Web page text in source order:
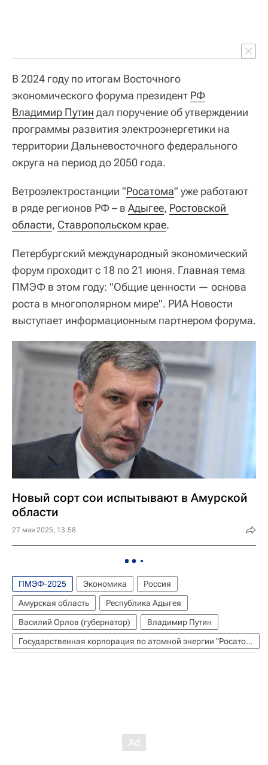
В 2024 году по итогам Восточного
экономического форума президент РФ
Владимир Путин дал поручение об утверждении
программы развития электроэнергетики на
территории Дальневосточного федерального
округа на период до 2050 года.
Ветроэлектростанции "Росатома" уже работают
в ряде регионов РФ – в Адыгее, Ростовской
области, Ставропольском крае.
Петербургский международный экономический
форум проходит с 18 по 21 июня. Главная тема
ПМЭФ в этом году: "Общие ценности — основа
роста в многополярном мире". РИА Новости
выступает информационным партнером форума.
Новый сорт сои испытывают в Амурской
области
27 мая 2025, 13:58
ПМЭФ-2025 Экономика
Россия
Амурская область
Республика Адыгея
Василий Орлов (губернатор)
Владимир Путин
Государственная корпорация по атомной энергии "Росатом"